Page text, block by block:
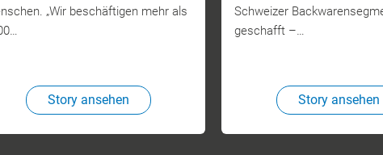
„Wir beschäftigen mehr als
Story ansehen
Schweizer
geschafft –…
Story ansehen